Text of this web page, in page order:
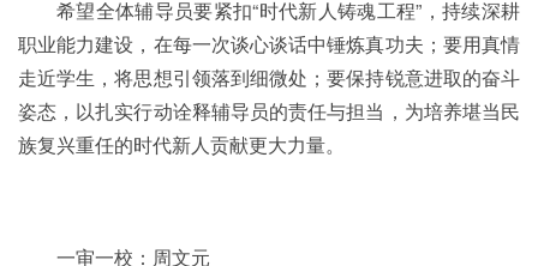
希望全体辅导员要紧扣“时代新人铸魂工程”，持续深耕
职业能力建设，在每一次谈心谈话中锤炼真功夫；要用真情
走近学生，将思想引领落到细微处；要保持锐意进取的奋斗
姿态，以扎实行动诠释辅导员的责任与担当，为培养堪当民
族复兴重任的时代新人贡献更大力量。
一审一校：周文元